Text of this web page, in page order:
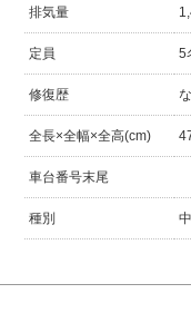
排気量
定員 5
修復歴
全長×全幅×全高(cm)
車台番号末尾
種別